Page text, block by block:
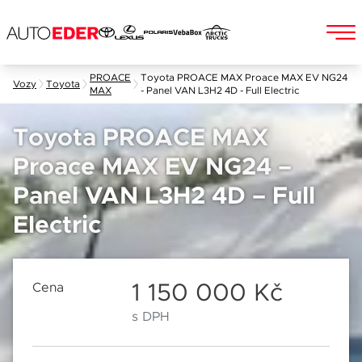
Vozy Toyota
PROACE
MAX
Toyota PROACE MAX Proace MAX EV NG24
- Panel VAN L3H2 4D - Full Electric
Toyota PROACE MAX
Proace MAX EV NG24 –
Panel VAN L3H2 4D – Full
Electric
Cena 1 150 000 Kč
s DPH
Chebská 392/116B
360 01 Karlovy Vary
Po–Pá: 8:00–18:00
So: 8:00–12:00
Jméno a příjmení
E-mail
Popis